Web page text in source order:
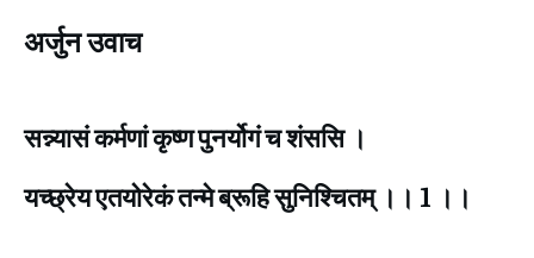
अर्जुन उवाच
सन्न्यासं कर्मणां कृष्ण पुनर्योगं च शंससि ।
यच्छ्रेय एतयोरेकं तन्मे ब्रूहि सुनिश्चितम्‌ ।। 1 ।।